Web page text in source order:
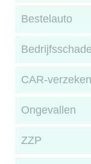
Bestelauto
Bedrijfsschade
CAR-
Ongevallen
ZZP